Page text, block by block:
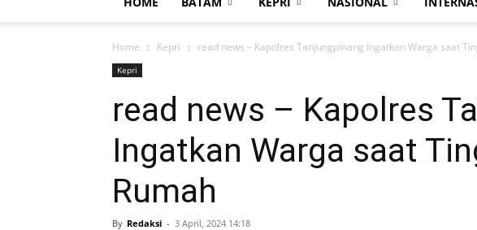
Home Kepri read news – Kapolres Tanjungpinang Ingatkan Warga saat
Kepri
read news – Kapolres
Ingatkan Warga saat
Rumah
By Redaksi - 3 April, 2024 14:18